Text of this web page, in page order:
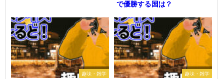
で優勝する国は？
趣味・雑学 趣味・雑学